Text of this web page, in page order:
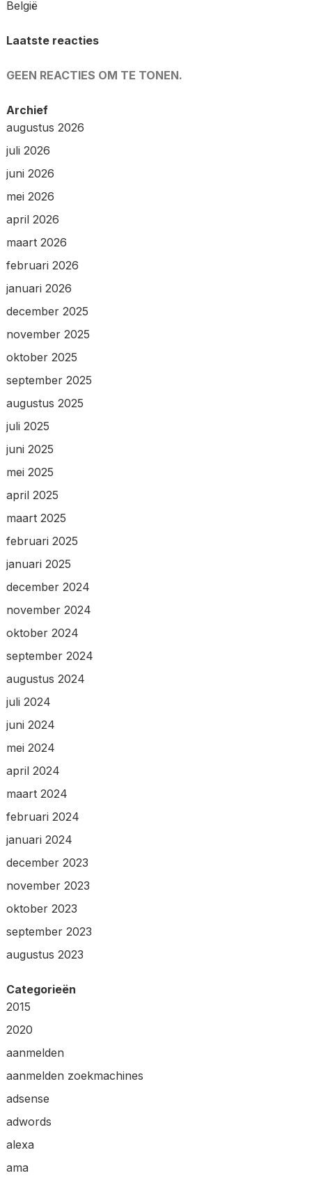
België
Laatste reacties
GEEN REACTIES OM TE TONEN.
Archief
augustus 2026
juli 2026
juni 2026
mei 2026
april 2026
maart 2026
februari 2026
januari 2026
december 2025
november 2025
oktober 2025
september 2025
augustus 2025
juli 2025
juni 2025
mei 2025
april 2025
maart 2025
februari 2025
januari 2025
december 2024
november 2024
oktober 2024
september 2024
augustus 2024
juli 2024
juni 2024
mei 2024
april 2024
maart 2024
februari 2024
januari 2024
december 2023
november 2023
oktober 2023
september 2023
augustus 2023
Categorieën
2015
2020
aanmelden
aanmelden zoekmachines
adsense
adwords
alexa
ama